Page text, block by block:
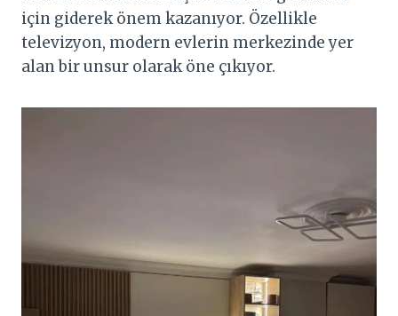
için giderek önem kazanıyor. Özellikle
televizyon, modern evlerin merkezinde yer
alan bir unsur olarak öne çıkıyor.